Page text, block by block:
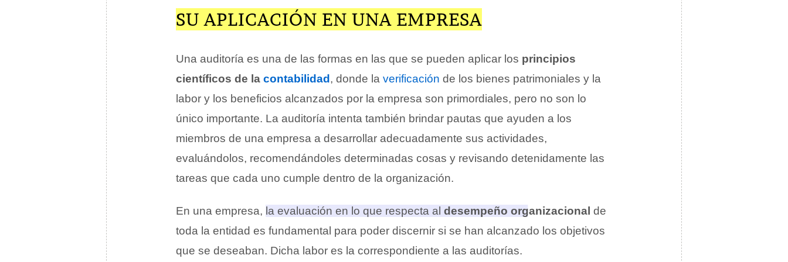
SU APLICACIÓN EN UNA EMPRESA
Una auditoría es una de las formas en las que se pueden aplicar los principios
científicos de la contabilidad, donde la verificación de los bienes patrimoniales y la
labor y los beneficios alcanzados por la empresa son primordiales, pero no son lo
único importante. La auditoría intenta también brindar pautas que ayuden a los
miembros de una empresa a desarrollar adecuadamente sus actividades,
evaluándolos, recomendándoles determinadas cosas y revisando detenidamente las
tareas que cada uno cumple dentro de la organización.
En una empresa, la evaluación en lo que respecta al desempeño organizacional de
toda la entidad es fundamental para poder discernir si se han alcanzado los objetivos
que se deseaban. Dicha labor es la correspondiente a las auditorías.